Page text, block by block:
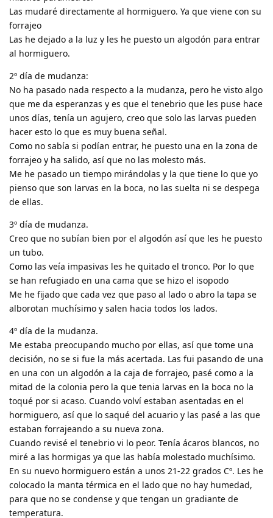
Las mudaré directamente al hormiguero. Ya que viene con su
forrajeo
Las he dejado a la luz y les he puesto un algodón para entrar
al hormiguero.
2º día de mudanza:
No ha pasado nada respecto a la mudanza, pero he visto algo
que me da esperanzas y es que el tenebrio que les puse hace
unos días, tenía un agujero, creo que solo las larvas pueden
hacer esto lo que es muy buena señal.
Como no sabía si podían entrar, he puesto una en la zona de
forrajeo y ha salido, así que no las molesto más.
Me he pasado un tiempo mirándolas y la que tiene lo que yo
pienso que son larvas en la boca, no las suelta ni se despega
de ellas.
3º día de mudanza.
Creo que no subían bien por el algodón así que les he puesto
un tubo.
Como las veía impasivas les he quitado el tronco. Por lo que
se han refugiado en una cama que se hizo el isopodo
Me he fijado que cada vez que paso al lado o abro la tapa se
alborotan muchísimo y salen hacia todos los lados.
4º día de la mudanza.
Me estaba preocupando mucho por ellas, así que tome una
decisión, no se si fue la más acertada. Las fui pasando de una
en una con un algodón a la caja de forrajeo, pasé como a la
mitad de la colonia pero la que tenia larvas en la boca no la
toqué por si acaso. Cuando volví estaban asentadas en el
hormiguero, así que lo saqué del acuario y las pasé a las que
estaban forrajeando a su nueva zona.
Cuando revisé el tenebrio vi lo peor. Tenía ácaros blancos, no
miré a las hormigas ya que las había molestado muchísimo.
En su nuevo hormiguero están a unos 21-22 grados Cº. Les he
colocado la manta térmica en el lado que no hay humedad,
para que no se condense y que tengan un gradiante de
temperatura.